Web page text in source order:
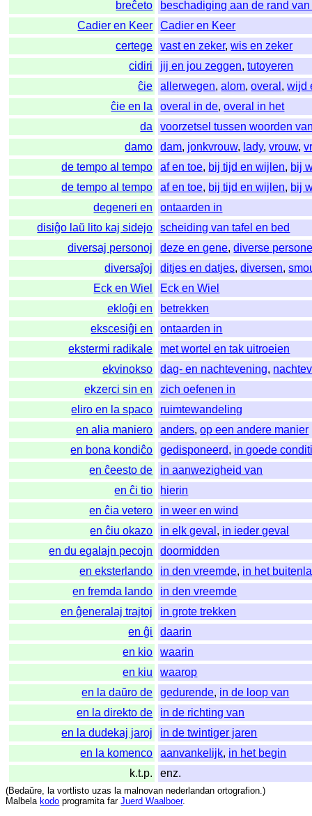
breĉeto
beschadiging aan de rand
Cadier en Keer
Cadier en Keer
certege
vast en zeker,wis en zeker
cidiri
jij en jou zeggen,tutoyeren
ĉie
allerwegen,alom,overal ,wijd
ĉie en la
overal in de,overal in het
da
voorzetsel tussen woorden
damo
dam, jonkvrouw, lady,vrouw,
de tempo al tempo
af en toe, bij tijd en wijlen, bij
de tempo al tempo
af en toe, bij tijd en wijlen, bij
degeneri en
ontaarden in
disiĝo laŭ lito kaj sidejo
scheiding van tafel en bed
diversaj personoj
deze en gene,diverse
diversaĵoj
ditjes en datjes,diversen,
Eck en Wiel
Eck en Wiel
ekloĝi en
betrekken
ekscesiĝi en
ontaarden in
ekstermi radikale
met wortel en tak uitroeien
ekvinokso
dag- en nachtevening,
ekzerci sin en
zich oefenen in
eliro en la spaco
ruimtewandeling
en alia maniero
anders,op een andere manier
en bona kondiĉo
gedisponeerd, in goede
en ĉeesto de
in aanwezigheid van
en ĉi tio
hierin
en ĉia vetero
in weer en wind
en ĉiu okazo
in elk geval , in ieder geval
en du egalajn pecojn
doormidden
en eksterlando
in den vreemde, in het
en fremda lando
in den vreemde
en ĝeneralaj trajtoj
in grote trekken
en ĝi
daarin
en kio
waarin
en kiu
waarop
en la daŭro de
gedurende, in de loop van
en la direkto de
in de richting van
en la dudekaj jaroj
in de twintiger jaren
en la komenco
aanvankelijk, in het begin
k.t.p.
enz.
(Bedaŭre, la vortlisto uzas la malnovan nederlandan ortografion.)
Malbela kodo programita far Juerd Waalboer.